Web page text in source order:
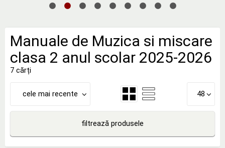
Manuale de Muzica si miscare
clasa 2 anul scolar 2025-2026
7 cărți
cele mai recente 48
filtrează produsele